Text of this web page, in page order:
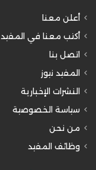
أعلن معنا
أكتب معنا في المفيد
اتصل بنا
المفيد نيوز
النشرات الإخبارية
سياسة الخصوصية
من نحن
وظائف المفيد